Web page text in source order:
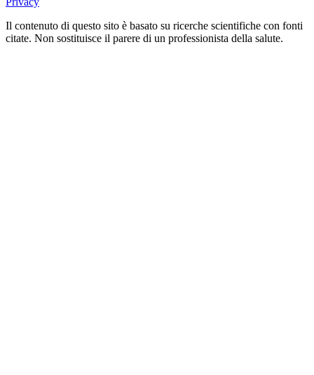
Il contenuto di questo sito è basato su ricerche scientifiche con fonti
citate. Non sostituisce il parere di un professionista della salute.